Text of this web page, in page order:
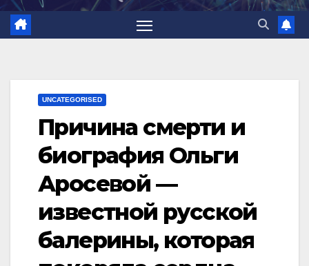
UNCATEGORISED
Причина смерти и
биография Ольги
Аросевой —
известной русской
балерины, которая